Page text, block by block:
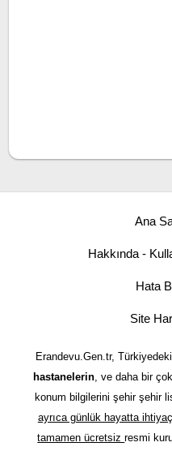
Ana
Hakkında -
Hata
Site
Erandevu.Gen.tr, Türkiyedeki
hastanelerin, ve daha bir
konum bilgilerini şehir şehir
ayrıca günlük hayatta
tamamen ücretsizresmi